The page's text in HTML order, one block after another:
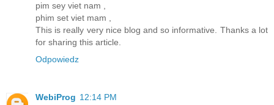
pim sey viet nam ,
phim set viet mam ,
This is really very nice blog and so informative. Thanks a lot
for sharing this article.
Odpowiedz
WebiProg 12:14 PM